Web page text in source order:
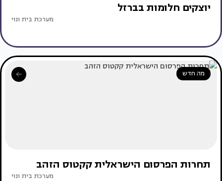
יוצקים חלומות בברזל
מערכת בית ונוי
מה חדש
תחרות הפרסום הישראלית קקטוס הזהב
מערכת בית ונוי